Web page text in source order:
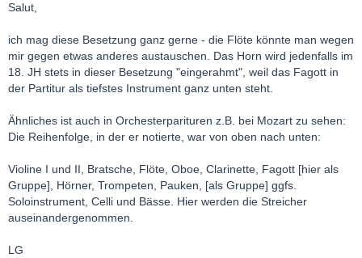
Salut,
ich mag diese Besetzung ganz gerne - die Flöte könnte man wegen
mir gegen etwas anderes austauschen. Das Horn wird jedenfalls im
18. JH stets in dieser Besetzung "eingerahmt", weil das Fagott in
der Partitur als tiefstes Instrument ganz unten steht.
Ähnliches ist auch in Orchesterparituren z.B. bei Mozart zu sehen:
Die Reihenfolge, in der er notierte, war von oben nach unten:
Violine I und II, Bratsche, Flöte, Oboe, Clarinette, Fagott [hier als
Gruppe], Hörner, Trompeten, Pauken, [als Gruppe] ggfs.
Soloinstrument, Celli und Bässe. Hier werden die Streicher
auseinandergenommen.
LG